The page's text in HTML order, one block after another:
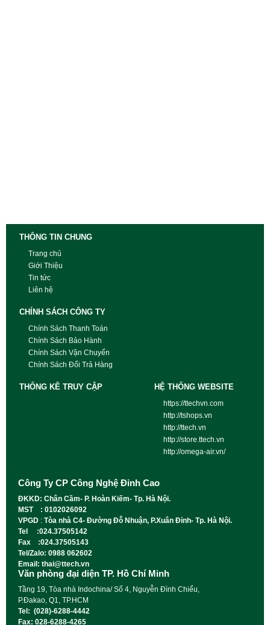
THÔNG TIN CHUNG
Trang chủ
Giới Thiệu
Tin tức
Liên hệ
CHÍNH SÁCH CÔNG TY
Chính Sách Thanh Toán
Chính Sách Bảo Hành
Chính Sách Vận Chuyển
Chính Sách Đổi Trả Hàng
THỐNG KÊ TRUY CẬP HỆ THỐNG WEBSITE
https://ttechvn.com
http://tshops.vn
http://ttech.vn
http://store.ttech.vn
http://omega-air.vn/
Công Ty CP Công Nghệ Đỉnh Cao
ĐKKD: Chân Cầm- P. Hoàn Kiếm- Tp. Hà Nội.
MST : 0102026092
VPGD : Tòa nhà C4- Đường Đỗ Nhuận, P.Xuân Đỉnh- Tp. Hà Nội.
Tel :024.37505142
Fax :024.37505143
Tel/Zalo: 0988 062602
Email: thai@ttech.vn
Văn phòng đại diện TP. Hồ Chí Minh
Tầng 19, Tòa nhà Indochina/ Số 4, Nguyễn Đình Chiểu,
P.Đakao, Q1, TP.HCM
Tel: (028)-6288-4442
Fax: 028-6288-4265